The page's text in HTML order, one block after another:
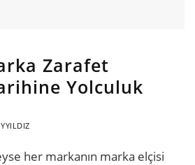
Zarafet
Yolculuk
her markanın marka elçisi